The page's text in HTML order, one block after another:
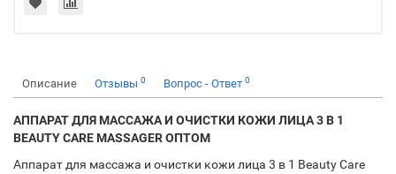
Описание Отзывы 0 Вопрос - Ответ 0
АППАРАТ ДЛЯ МАССАЖА И ОЧИСТКИ КОЖИ ЛИЦА 3 В 1
BEAUTY CARE MASSAGER ОПТОМ
Аппарат для массажа и очистки кожи лица 3 в 1 Beauty Care